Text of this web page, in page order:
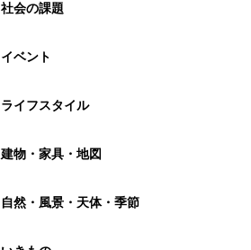
社会の課題
イベント
ライフスタイル
建物・家具・地図
自然・風景・天体・季節